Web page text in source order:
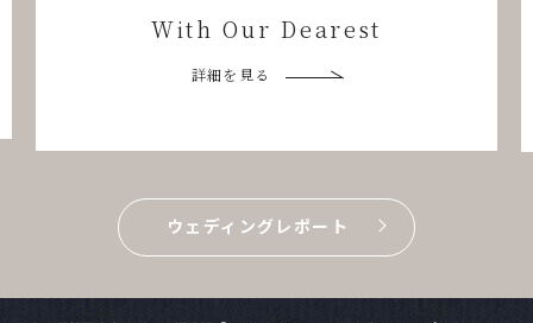
With Our Dearest
詳細を見る
ウェディングレポート